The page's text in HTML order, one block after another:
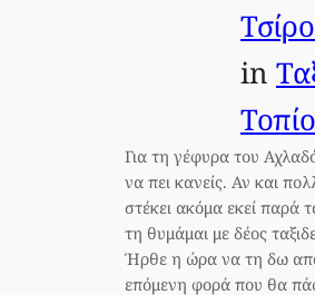
in
Τοπίο
Για τη γέφυρα του
να πει κανείς. Αν και
στέκει ακόμα εκεί παρά
τη θυμάμαι με δέος
Ήρθε η ώρα να τη δω
επόμενη φορά που θα